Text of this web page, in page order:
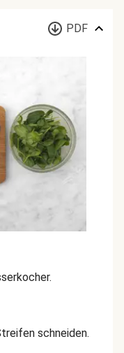
PDF
schneiden.